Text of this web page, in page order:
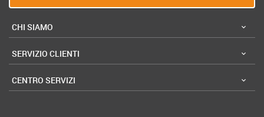
CHI SIAMO
SERVIZIO CLIENTI
CENTRO SERVIZI